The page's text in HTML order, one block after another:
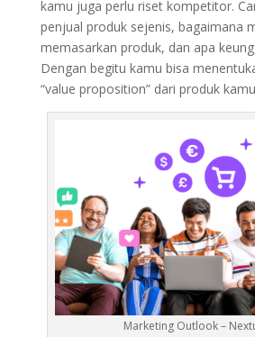
kamu juga perlu riset kompetitor.
penjual produk sejenis, bagaimana
memasarkan produk, dan apa
Dengan begitu kamu bisa
“value proposition” dari produk
Marketing Outlook –